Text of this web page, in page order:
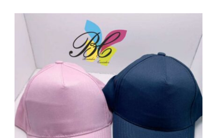
has
multiple
variants.
The
options
the